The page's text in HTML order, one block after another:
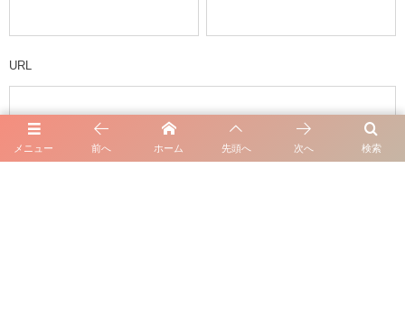
URL
メニュー 検索
前へ ホーム 先頭へ 次へ